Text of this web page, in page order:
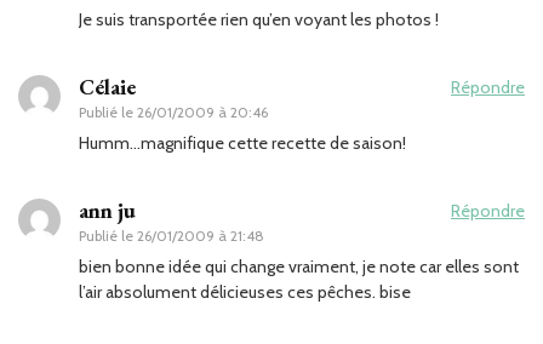
Je suis transportée rien qu’en voyant les photos !
Célaie
Publié le 26/01/2009 à 20:46
Répondre
Humm…magnifique cette recette de saison!
ann ju
Publié le 26/01/2009 à 21:48
Répondre
bien bonne idée qui change vraiment, je note car elles sont
l’air absolument délicieuses ces pêches. bise